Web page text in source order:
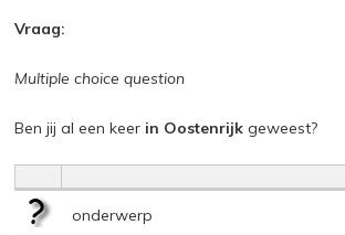
Vraag:
Multiple choice question
Ben jij al een keer in Oostenrijk geweest?
onderwerp